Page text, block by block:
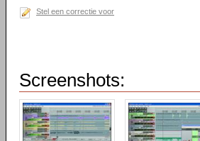
Stel een correctie voor
Screenshots: